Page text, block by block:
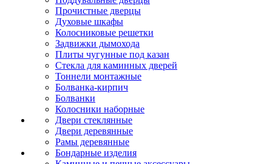
Прочистные дверцы
Духовые шкафы
Колосниковые решетки
Задвижки дымохода
Плиты чугунные под казан
Стекла для каминных дверей
Тоннели монтажные
Болванка-кирпич
Болванки
Колосники наборные
Двери стеклянные
Двери деревянные
Рамы деревянные
Бондарные изделия